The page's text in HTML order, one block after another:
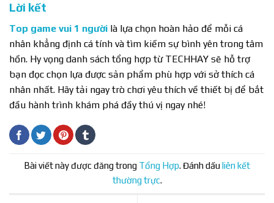
Lời kết
Top game vui 1 người là lựa chọn hoàn hảo để mỗi cá
nhân khẳng định cá tính và tìm kiếm sự bình yên trong tâm
hồn. Hy vọng danh sách tổng hợp từ TECHHAY sẽ hỗ trợ
bạn đọc chọn lựa được sản phẩm phù hợp với sở thích cá
nhân nhất. Hãy tải ngay trò chơi yêu thích về thiết bị để bắt
đầu hành trình khám phá đầy thú vị ngay nhé!
Bài viết này được đăng trong Tổng Hợp. Đánh dấuliên kết
thường trực.